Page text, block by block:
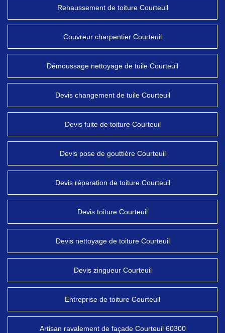
Rehaussement de toiture Courteuil
Couvreur charpentier Courteuil
Démoussage nettoyage de tuile Courteuil
Devis changement de tuile Courteuil
Devis fuite de toiture Courteuil
Devis pose de gouttière Courteuil
Devis réparation de toiture Courteuil
Devis toiture Courteuil
Devis nettoyage de toiture Courteuil
Devis zingueur Courteuil
Entreprise de toiture Courteuil
Artisan ravalement de façade Courteuil 60300